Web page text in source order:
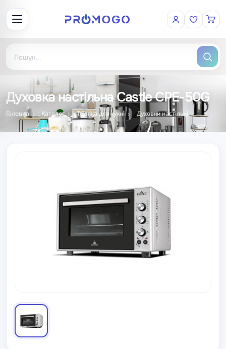
Духовка настільна Castle CPE-50G
Головна Каталог Техніка для кухні Духовки настільні